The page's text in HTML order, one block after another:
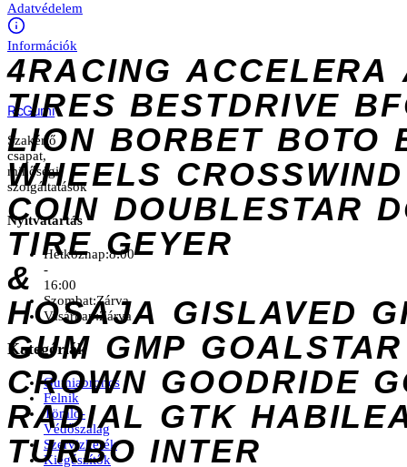
Adatvédelem
Információk
4RACING ACCELERA
TIRES BESTDRIVE
LION BORBET BOTO
WHEELS CROSSWIND
COIN DOUBLESTAR
TIRE GEYER
&
HOSAJA GISLAVED
GUM GMP GOALSTAR
CROWN GOODRIDE
RADIAL GTK
TURBO INTER
RcGumi
Szakértő
csapat,
minőségi
szolgáltatások
Nyitvatartás
Hétköznap:8:00
-
16:00
Szombat:Zárva
Vasárnap:Zárva
Kategóriák
Gumiabroncs
Felnik
Tömlő-
Védőszalag
Szervizkerék
Kiegészítők